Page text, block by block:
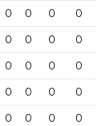
0 0 0 0
0 0 0 0
0 0 0 0
0 0 0 0
0 0 0 0